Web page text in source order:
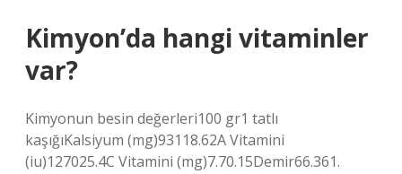
Kimyon’da hangi vitaminler
var?
Kimyonun besin değerleri100 gr1 tatlı
kaşığıKalsiyum (mg)93118.62A Vitamini
(iu)127025.4C Vitamini (mg)7.70.15Demir66.361.